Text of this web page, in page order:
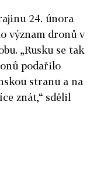
24. února
význam dronů v
„Rusku se tak
podařilo
stranu a na
znát,“ sdělil